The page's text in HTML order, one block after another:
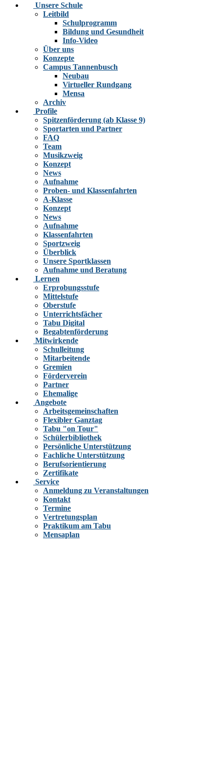
Unsere Schule
Leitbild
Schulprogramm
Bildung und Gesundheit
Info-Video
Über uns
Konzepte
Campus Tannenbusch
Neubau
Virtueller Rundgang
Mensa
Archiv
Profile
Spitzenförderung (ab Klasse 9)
Sportarten und Partner
FAQ
Team
Musikzweig
Konzept
News
Aufnahme
Proben- und Klassenfahrten
A-Klasse
Konzept
News
Aufnahme
Klassenfahrten
Sportzweig
Überblick
Unsere Sportklassen
Aufnahme und Beratung
Lernen
Erprobungsstufe
Mittelstufe
Oberstufe
Unterrichtsfächer
Tabu Digital
Begabtenförderung
Mitwirkende
Schulleitung
Mitarbeitende
Gremien
Förderverein
Partner
Ehemalige
Angebote
Arbeitsgemeinschaften
Flexibler Ganztag
Tabu "on Tour"
Schülerbibliothek
Persönliche Unterstützung
Fachliche Unterstützung
Berufsorientierung
Zertifikate
Service
Anmeldung zu Veranstaltungen
Kontakt
Termine
Vertretungsplan
Praktikum am Tabu
Mensaplan